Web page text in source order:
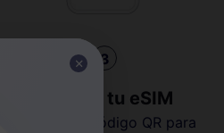
3
Instalar tu eSIM
Escanea el código QR para